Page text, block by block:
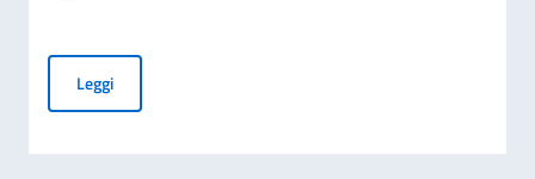
LeggiCalendario scolastico 2026/2027